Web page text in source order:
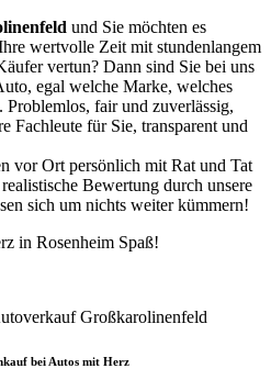
und Sie möchten es
wertvolle Zeit mit stundenlangem
vertun? Dann sind Sie bei uns
egal welche Marke, welches
fair und zuverlässig,
Fachleute für Sie, transparent und
vor Ort persönlich mit Rat und Tat
Bewertung durch unsere
sich um nichts weiter kümmern!
in Rosenheim Spaß!
bei Autos mit Herz